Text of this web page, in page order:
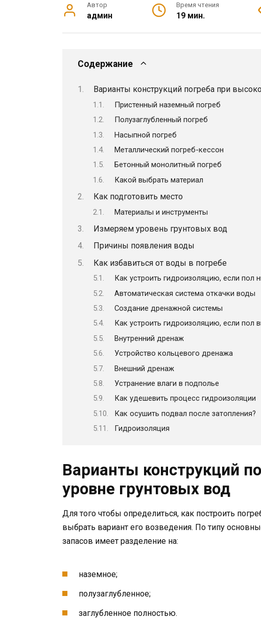
Автор
админ
Время чтения
19 мин.
Содержание
Варианты конструкций погреба при
Пристенный наземный погреб
Полузаглубленный погреб
Насыпной погреб
Металлический погреб-кессон
Бетонный монолитный погреб
Какой выбрать материал
Как подготовить место
Материалы и инструменты
Измеряем уровень грунтовых вод
Причины появления воды
Как избавиться от воды в погребе
Как устроить гидроизоляцию, если пол
Автоматическая система откачки воды
Создание дренажной системы
Как устроить гидроизоляцию, если пол
Внутренний дренаж
Устройство кольцевого дренажа
Внешний дренаж
Устранение влаги в подполье
Как удешевить процесс гидроизоляции
Как осушить подвал после затопления?
Гидроизоляция
Варианты конструкций
уровне грунтовых вод
Для того чтобы определиться, как построить
выбрать вариант его возведения. По типу
запасов имеет разделение на:
наземное;
полузаглубленное;
заглубленное полностью.